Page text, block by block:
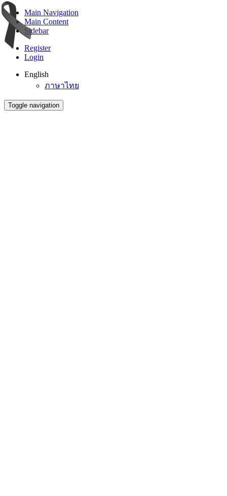
Main Navigation
Main Content
Sidebar
Register
Login
English
ภาษาไทย
Toggle navigation